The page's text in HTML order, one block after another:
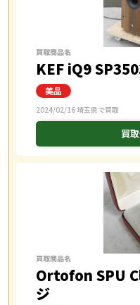
買取商品名
KEF iQ9
2024/02/16 埼玉県で買取
買
買取商品名
Ortofon SPU
ジ